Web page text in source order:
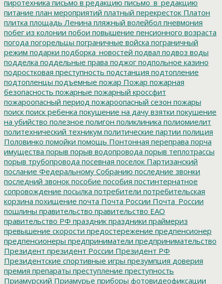
пиротехника письмо в редакцию письмо_в_редакцию
питание план мероприятий платный перекресток Платон
плитка площадь Ленина пляжный волейбол пневмония
побег из колонии побои повышение пенсионного возраста
погода погорельцы пограничные войска пограничный
режим подарки подборка_новостей подвал подвоз воды
подделка поддельные права поджог подпольное казино
подростковая преступность подстанция подтопление
подтопленцы подъемные пожар Пожар пожарная
безопасность пожарные пожарный кроссфит
пожароопасный период пожароопасный сезон пожары
поиск поиск ребенка покушение на дачу взятки покушение
на убийство полезное полигон поликлиника полиомиелит
политехнический техникум политические партии полиция
Половинко помойки помощь Понтонная переправа порча
имущества порыв порыв водопровода порыв теплотрассы
порыв трубопровода посевная поселок Партизанский
послание Федеральному Собранию последние звонки
последний звонок пособие пособия постинтернатное
сопровождение посылка потребители потребительская
корзина похищение почта Почта России Почта_России
пошлины правительство правительство ЕАО
правительство РФ праздник праздники праймериз
превышение скорости предостережение предпенсионер
предпенсионеры предприниматели предпринимательство
Президент президент России Президент РФ
Президентские спортивные игры презумпция доверия
премия препараты преступление преступность
Приамурский Приамурье приборы фотовидеофиксации